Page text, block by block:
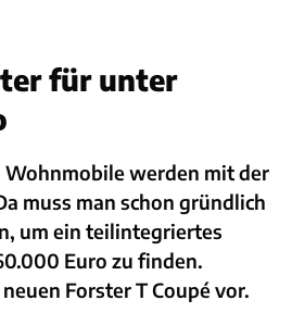
für unter
Wohnmobile werden mit der
muss man schon gründlich
um ein teilintegriertes
Euro zu finden.
Forster T Coupé vor.